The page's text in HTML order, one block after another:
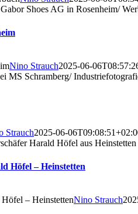
Nino Strauch2025-06-
Strauch2025-06-
Höfel – Heinstetten
– HeinstettenNino Strauch